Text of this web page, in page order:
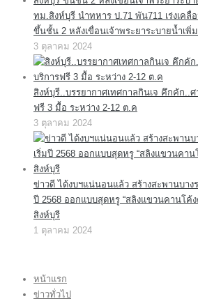
ทม.สิงห์บุรี นำทหาร ป.71 พัน711 เร่งเคลื่
ขึ้นชั้น 2 หลังเขื่อนเจ้าพระยาระบายน้ำเพิ่
3 ตุลาคม 2024
สิงห์บุรี..บรรยากาศเทศกาลกินเจ คึกคัก..ศ
ฟรี 3 มื้อ ระหว่าง 2-12 ต.ค
3 ตุลาคม 2024
ข่าวดี ได้งบฯแน่นอนแล้ว สร้างสะพานบาง
ปี 2568 ออกแบบสุดหรู “สลิงแขวนคานโค้
สิงห์บุรี
1 ตุลาคม 2024
หน้าแรก
ข่าวทั่วไป